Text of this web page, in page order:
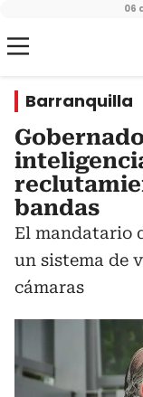
06
Barranquilla
bandas
El mandatario
un sistema de
cámaras